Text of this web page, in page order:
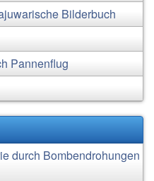
Bilderbuch
Pannenflug
durch Bombendrohungen